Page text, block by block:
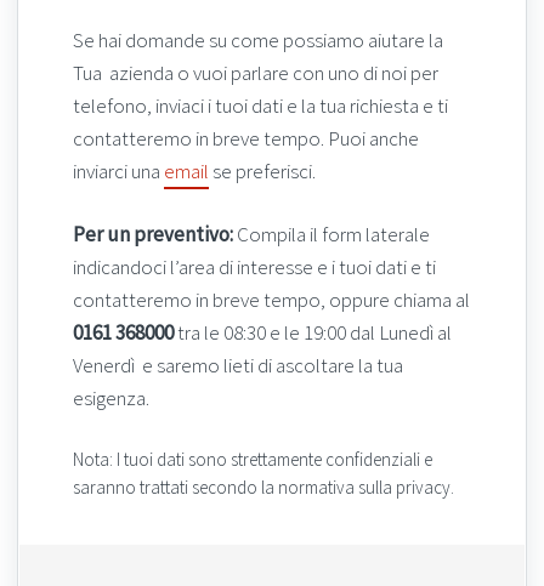
Se hai domande su come possiamo aiutare la
Tua azienda o vuoi parlare con uno di noi per
telefono, inviaci i tuoi dati e la tua richiesta e ti
contatteremo in breve tempo. Puoi anche
inviarci una email se preferisci.
Per un preventivo:Compila il form laterale
indicandoci l’area di interesse e i tuoi dati e ti
contatteremo in breve tempo, oppure chiama al
0161 368000tra le 08:30 e le 19:00 dal Lunedì al
Venerdì e saremo lieti di ascoltare la tua
esigenza.
Nota: I tuoi dati sono strettamente confidenziali e
saranno trattati secondo la normativa sulla privacy.